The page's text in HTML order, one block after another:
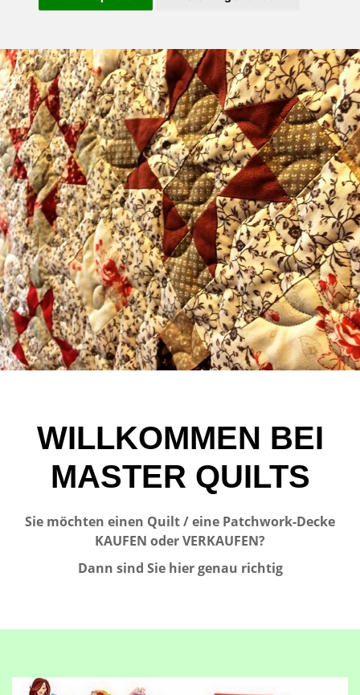
WILLKOMMEN BEI
MASTER QUILTS
Sie möchten einen Quilt / eine Patchwork-Decke
KAUFEN oder VERKAUFEN?
Dann sind Sie hier genau richtig